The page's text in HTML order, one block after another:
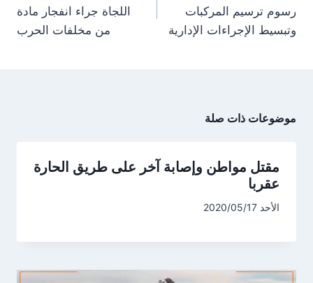
رسوم ترسيم المركبات
وتبسيط الإجراءات الإدارية
اللجاة جراء انفجار مادة
من مخلفات الحرب
موضوعات ذات صلة
مقتل مواطن وإصابة آخر على طريق الحارة
عقربا
الأحد 2020/05/17